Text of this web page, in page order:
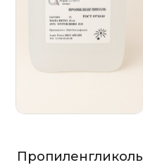
Пропиленгликоль